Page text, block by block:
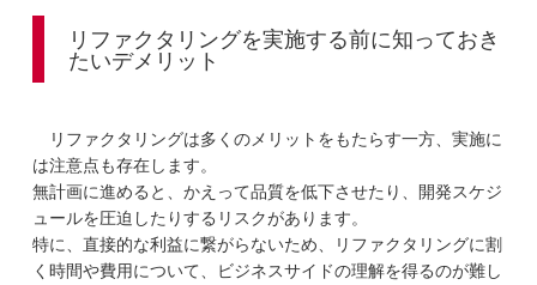
リファクタリングを実施する前に知っておき
たいデメリット
リファクタリングは多くのメリットをもたらす一方、実施に
は注意点も存在します。
無計画に進めると、かえって品質を低下させたり、開発スケジ
ュールを圧迫したりするリスクがあります。
特に、直接的な利益に繋がらないため、リファクタリングに割
く時間や費用について、ビジネスサイドの理解を得るのが難し